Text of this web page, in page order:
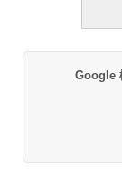
Google